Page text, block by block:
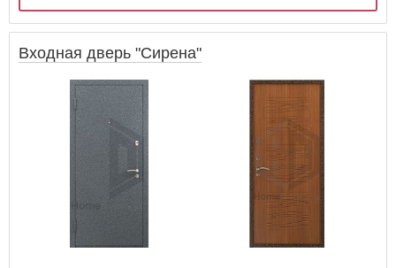
Входная дверь "Сирена"